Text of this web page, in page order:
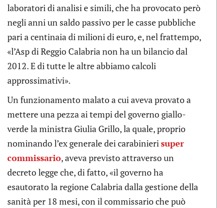
laboratori di analisi e simili, che ha provocato però
negli anni un saldo passivo per le casse pubbliche
pari a centinaia di milioni di euro, e, nel frattempo,
«l’Asp di Reggio Calabria non ha un bilancio dal
2012. E di tutte le altre abbiamo calcoli
approssimativi».
Un funzionamento malato a cui aveva provato a
mettere una pezza ai tempi del governo giallo-
verde la ministra Giulia Grillo, la quale, proprio
nominando l’ex generale dei carabinierisuper
commissario, aveva previsto attraverso un
decreto legge che, di fatto, «il governo ha
esautorato la regione Calabria dalla gestione della
sanità per 18 mesi, con il commissario che può